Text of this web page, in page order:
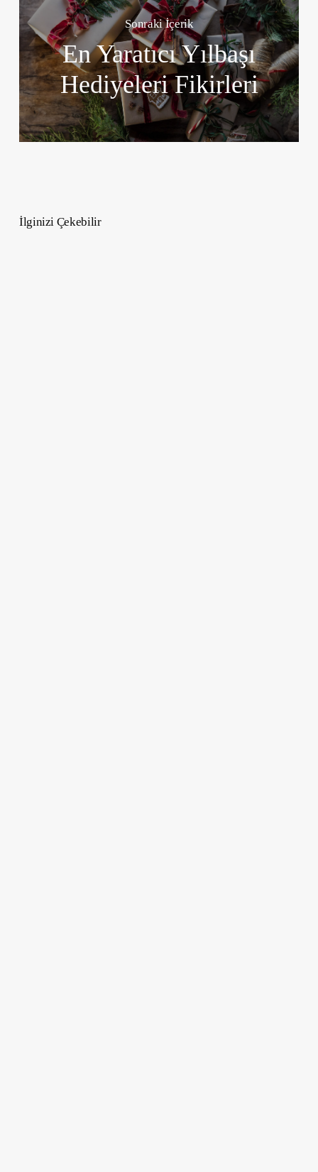
Sonraki İçerik
En Yaratıcı Yılbaşı
Hediyeleri Fikirleri
İlginizi Çekebilir